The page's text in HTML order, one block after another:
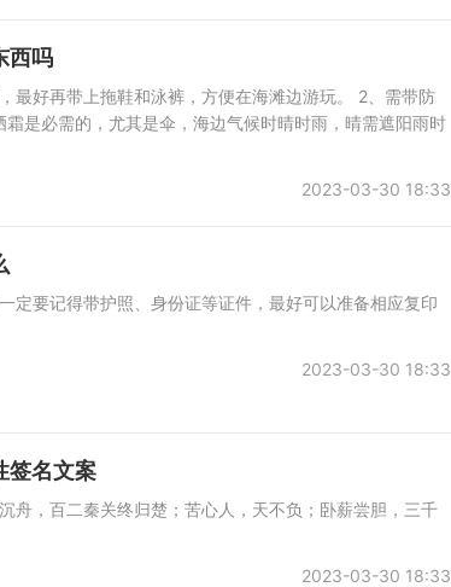
西吗
最好再带上拖鞋和泳裤，方便在海滩边游玩。 2、需带防
是必需的，尤其是伞，海边气候时晴时雨，晴需遮阳雨时
2023-03-30 18:33
定要记得带护照、身份证等证件，最好可以准备相应复印
2023-03-30 18:33
签名文案
舟，百二秦关终归楚；苦心人，天不负；卧薪尝胆，三千
2023-03-30 18:33